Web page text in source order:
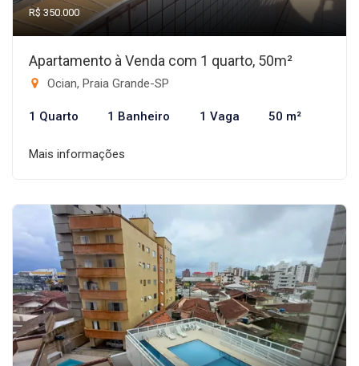
R$ 350.000
Apartamento à Venda com 1 quarto, 50m²
Ocian, Praia Grande-SP
1 Quarto 1 Banheiro 1 Vaga 50 m²
Mais informações